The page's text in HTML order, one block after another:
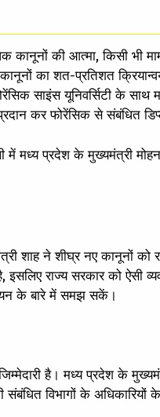
कानूनों की आत्मा, किसी
का शत-प्रतिशत
साइंस यूनिवर्सिटी के
कर फोरेंसिक से संबंधित
में मध्य प्रदेश के मुख्यमंत्री
शाह ने शीघ्र नए कानूनों
राज्य सरकार को ऐसी
के बारे में समझ सकें।
है। मध्य प्रदेश के
विभागों के अधिकारियों